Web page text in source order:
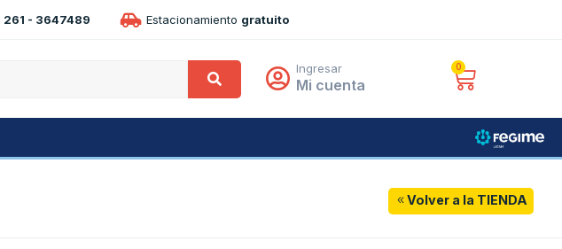
261 - 3647489 Estacionamiento gratuito
Ingresar
Mi cuenta
0
Volver a la TIENDA